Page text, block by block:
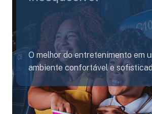
O melhor do entretenimento em
ambiente confortável e